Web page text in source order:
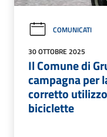
COMUNICATI
30 OTTOBRE 2025
Il Comune di
campagna per
corretto
biciclette